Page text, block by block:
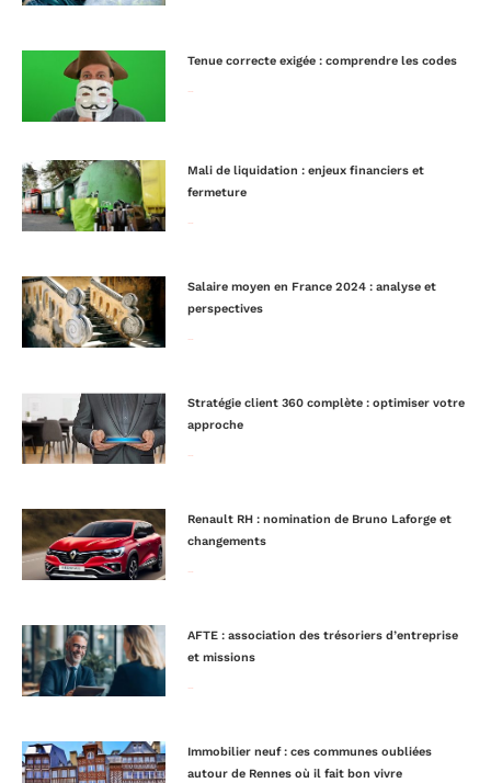
Tenue correcte exigée : comprendre les codes
Mali de liquidation : enjeux financiers et
fermeture
Salaire moyen en France 2024 : analyse et
perspectives
Stratégie client 360 complète : optimiser votre
approche
Renault RH : nomination de Bruno Laforge et
changements
AFTE : association des trésoriers d’entreprise
et missions
Immobilier neuf : ces communes oubliées
autour de Rennes où il fait bon vivre